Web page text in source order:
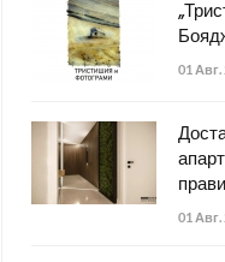
01 Авг.
01 Авг.